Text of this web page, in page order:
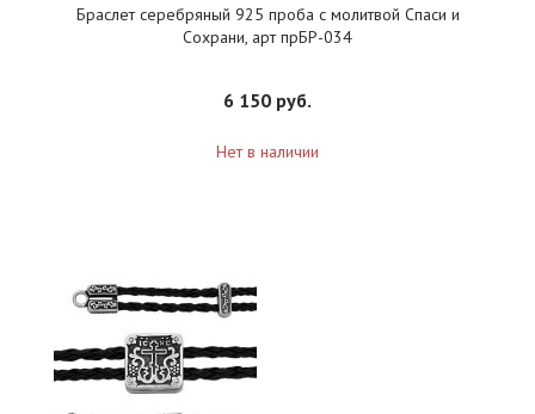
Браслет серебряный 925 проба с молитвой Спаси и
Сохрани, арт прБР-034
6 150 руб.
Нет в наличии